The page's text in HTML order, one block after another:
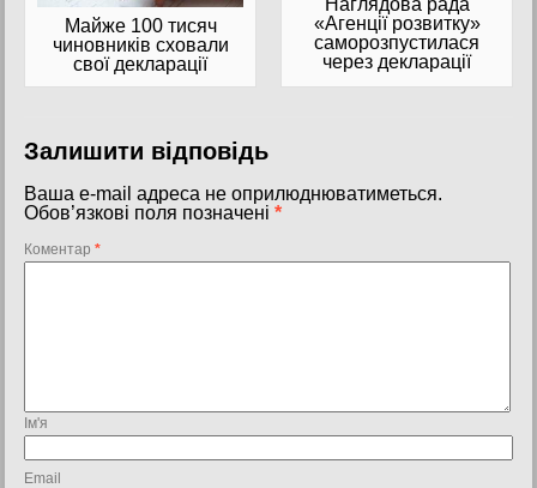
Майже 100 тисяч
чиновників сховали
свої декларації
«Агенції розвитку»
саморозпустилася
через декларації
Залишити відповідь
Ваша e-mail адреса не оприлюднюватиметься.
Обов’язкові поля позначені *
Коментар *
Ім'я
Email